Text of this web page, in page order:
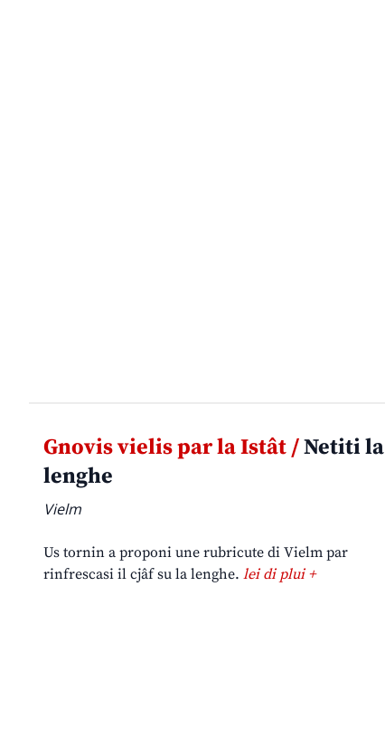
Gnovis vielis par la Istât /Netiti la
lenghe
Vielm
Us tornin a proponi une rubricute di Vielm par
rinfrescasi il cjâf su la lenghe. lei di plui +